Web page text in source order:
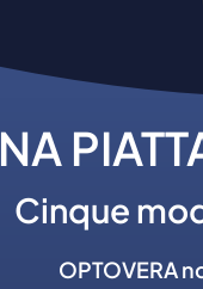
Cinque
OPTOVERA